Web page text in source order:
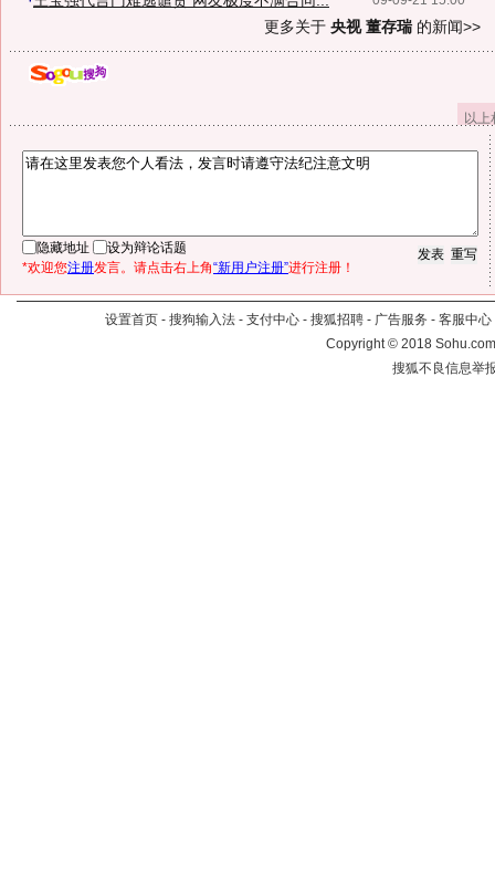
更多关于 央视 董存瑞的新闻>>
以
隐藏地址
设为辩论话题
*欢迎您注册发言。请点击右上角“新用户注册”进行注册！
设置首页 - 搜狗输入法 - 支付中心 - 搜狐招聘 - 广告服务 - 客服中心
Copyright©2018
搜狐不良信息举